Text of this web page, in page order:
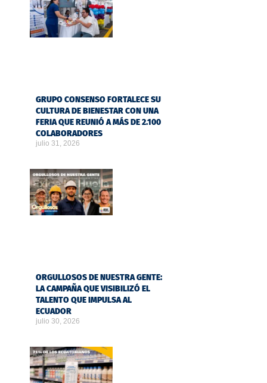
GRUPO CONSENSO FORTALECE SU
CULTURA DE BIENESTAR CON UNA
FERIA QUE REUNIÓ A MÁS DE 2.100
COLABORADORES
julio 31, 2026
ORGULLOSOS DE NUESTRA GENTE:
LA CAMPAÑA QUE VISIBILIZÓ EL
TALENTO QUE IMPULSA AL
ECUADOR
julio 30, 2026